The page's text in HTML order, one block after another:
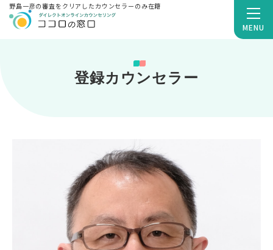
MENU
野島一彦の審査をクリアしたカウンセラーのみ在籍
登録カウンセラー